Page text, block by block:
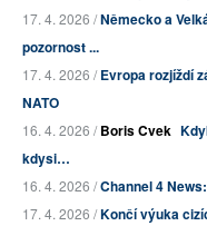
17. 4. 2026 /Německo a
pozornost ...
17. 4. 2026 /Evropa rozjíždí
NATO
16. 4. 2026 /Boris Cvek
kdysi…
16. 4. 2026 /Channel 4
17. 4. 2026 /Končí výuka